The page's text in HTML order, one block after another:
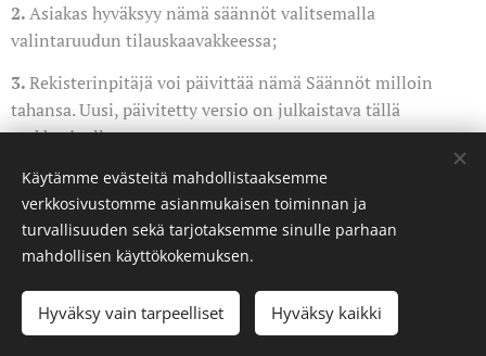
2.Asiakas hyväksyy nämä säännöt valitsemalla
valintaruudun tilauskaavakkeessa;
3.Rekisterinpitäjä voi päivittää nämä Säännöt milloin
tahansa. Uusi, päivitetty versio on julkaistava tällä
verkkosivulla.
Nämä säännöt tulevat voimaan21.2.2026.
2022 Tunteiden Talo (palvelupiste)
2025 Resilente Oy (palveluyksikkö), Y-tunnus 3560605-3
Käytämme evästeitä mahdollistaaksemme
verkkosivustomme asianmukaisen toiminnan ja
turvallisuuden sekä tarjotaksemme sinulle parhaan
mahdollisen käyttökokemuksen.
Hyväksy vain tarpeelliset Hyväksy kaikki